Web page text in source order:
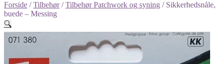
Forside /Tilbehør/Tilbehør Patchwork og syning / Sikkerhedsnåle,
buede – Messing
🔍